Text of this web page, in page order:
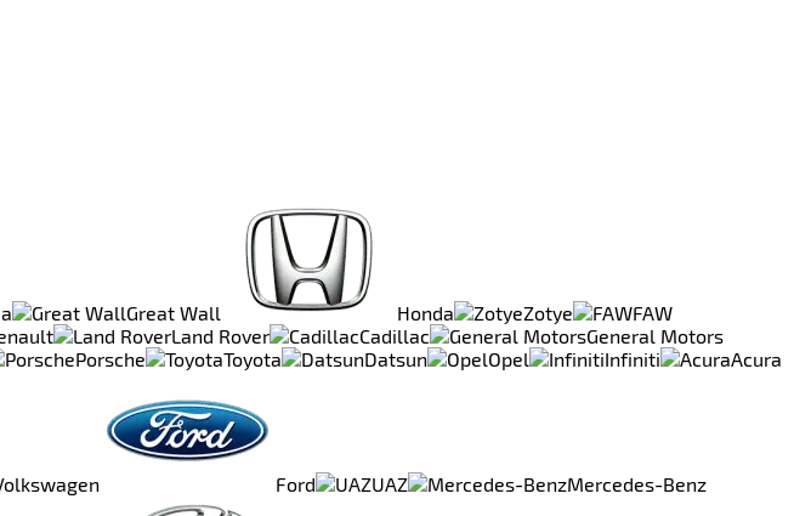
Great Wall Honda Zotye
FAW
Land Rover Cadillac
General Motors
Porsche Toyota Datsun Opel Infiniti Acura
Ford UAZ Mercedes-Benz